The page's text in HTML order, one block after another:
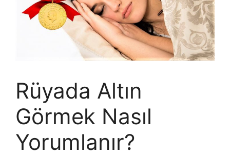
Rüyada Altın
Görmek Nasıl
Yorumlanır?